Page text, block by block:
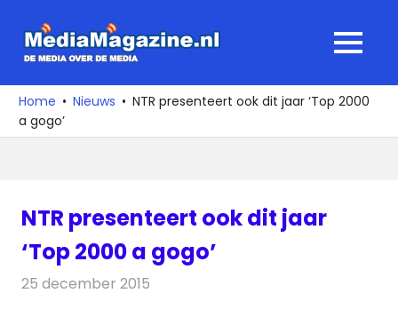
naar
media
over
de
MENU
Home Nieuws
NTR presenteert ook dit jaar ‘Top 2000
a gogo’
NTR presenteert ook dit jaar
‘Top 2000 a gogo’
25 december 2015